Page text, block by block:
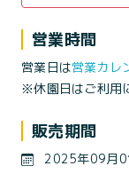
営業時間
営業日は営業カレ
※休園日はご利用
販売期間
2025年09月